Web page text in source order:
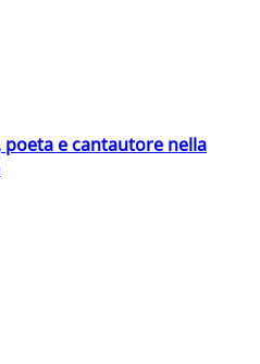
poeta e cantautore nella